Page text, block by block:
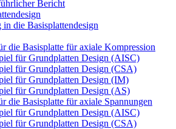
Bericht
die Basisplattendesign
die Basisplatte für axiale Kompression
für Grundplatten Design (AISC)
für Grundplatten Design (CSA)
für Grundplatten Design (IM)
für Grundplatten Design (AS)
die Basisplatte für axiale Spannungen
für Grundplatten Design (AISC)
für Grundplatten Design (CSA)